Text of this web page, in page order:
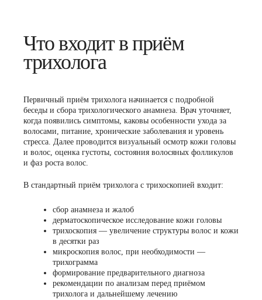
Что входит в приём
трихолога
Первичный приём трихолога начинается с подробной
беседы и сбора трихологического анамнеза. Врач уточняет,
когда появились симптомы, каковы особенности ухода за
волосами, питание, хронические заболевания и уровень
стресса. Далее проводится визуальный осмотр кожи головы
и волос, оценка густоты, состояния волосяных фолликулов
и фаз роста волос.
В стандартный приём трихолога с трихоскопией входит:
сбор анамнеза и жалоб
дерматоскопическое исследование кожи головы
трихоскопия — увеличение структуры волос и кожи
в десятки раз
микроскопия волос, при необходимости —
трихограмма
формирование предварительного диагноза
рекомендации по анализам перед приёмом
трихолога и дальнейшему лечению